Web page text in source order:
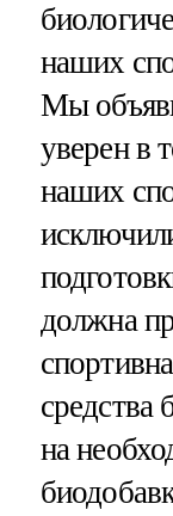
наших
Мы
уверен в
наших
должна
средства
на